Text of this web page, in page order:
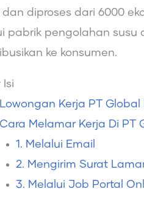
diproses dari 6000
pabrik pengolahan
ke konsumen.
Isi
Lowongan Kerja PT Global
Cara Melamar Kerja Di PT
1. Melalui Email
2. Mengirim Surat
3. Melalui Job Portal